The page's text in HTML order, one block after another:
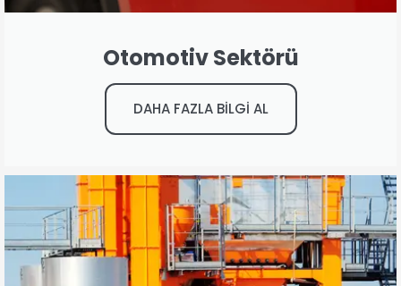
Otomotiv Sektörü
DAHA FAZLA BİLGİ AL